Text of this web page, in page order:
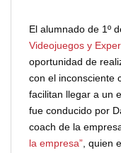
El alumnado de 1º
Videojuegos y
oportunidad de
con el inconsciente
facilitan llegar a un
fue conducido por
coach de la
la empresa”, quien